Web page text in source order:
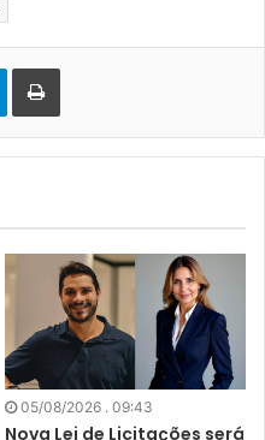
Telegram
05/08/2026 . 09:43
Nova Lei de Licitações será